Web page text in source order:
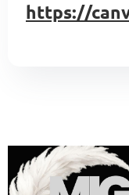
https://